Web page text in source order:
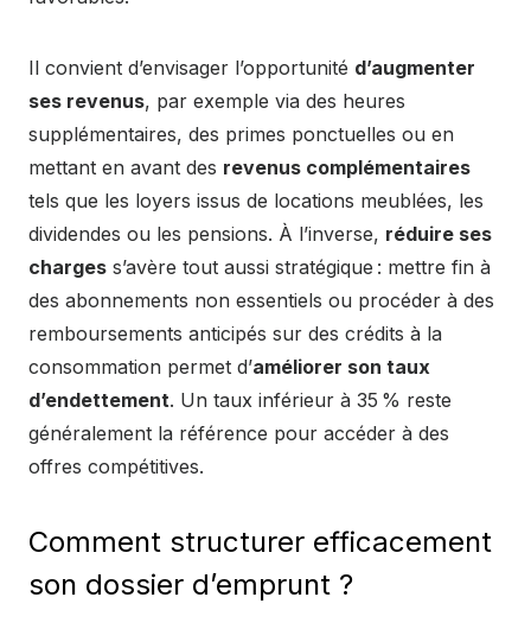
Il convient d’envisager l’opportunité d’augmenter
ses revenus, par exemple via des heures
supplémentaires, des primes ponctuelles ou en
mettant en avant des revenus complémentaires
tels que les loyers issus de locations meublées, les
dividendes ou les pensions. À l’inverse, réduire ses
charges s’avère tout aussi stratégique : mettre fin à
des abonnements non essentiels ou procéder à des
remboursements anticipés sur des crédits à la
consommation permet d’améliorer son taux
d’endettement. Un taux inférieur à 35 % reste
généralement la référence pour accéder à des
offres compétitives.
Comment structurer efficacement
son dossier d’emprunt ?